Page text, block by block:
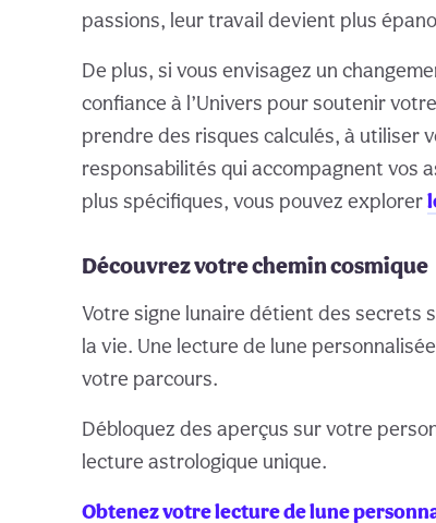
passions, leur travail devient plus
De plus, si vous envisagez un
confiance à l’Univers pour soutenir
prendre des risques calculés, à utiliser
responsabilités qui accompagnent vos
plus spécifiques, vous pouvez explorer
Découvrez votre chemin cosmique
Votre signe lunaire détient des secrets
la vie. Une lecture de lune
votre parcours.
Débloquez des aperçus sur votre
lecture astrologique unique.
Obtenez votre lecture de lune